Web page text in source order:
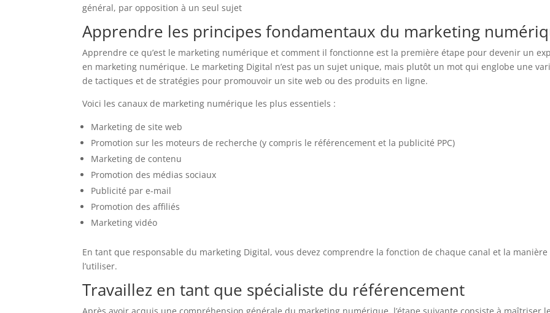
général, par opposition à un seul sujet
Apprendre les principes fondamentaux du marketing
Apprendre ce qu’est le marketing numérique et comment il fonctionne est la première étape pour devenir un
en marketing numérique. Le marketing Digital n’est pas un sujet unique, mais plutôt un mot qui englobe une
de tactiques et de stratégies pour promouvoir un site web ou des produits en ligne.
Voici les canaux de marketing numérique les plus essentiels :
Marketing de site web
Promotion sur les moteurs de recherche (y compris le référencement et la publicité PPC)
Marketing de contenu
Promotion des médias sociaux
Publicité par e-mail
Promotion des affiliés
Marketing vidéo
En tant que responsable du marketing Digital, vous devez comprendre la fonction de chaque canal et la manière
l’utiliser.
Travaillez en tant que spécialiste du référencement